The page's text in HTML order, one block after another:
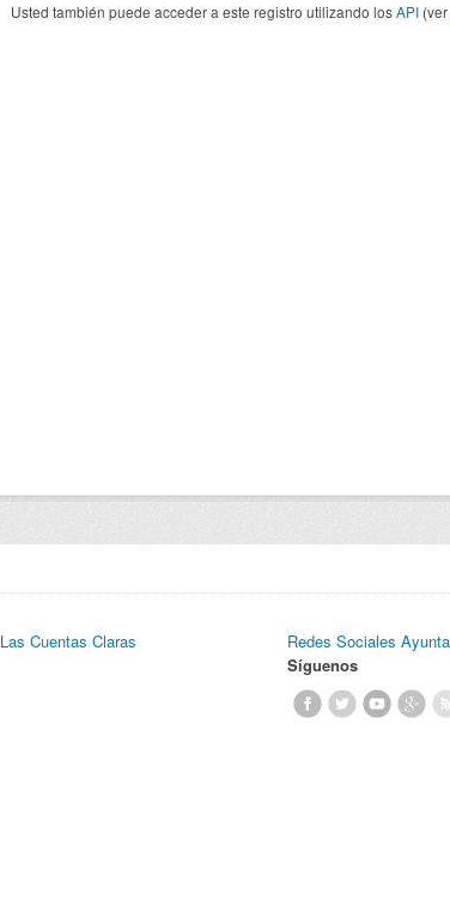
Usted también puede acceder a este registro utilizando losAPI (ver
Las Cuentas Claras
Redes Sociales
Síguenos